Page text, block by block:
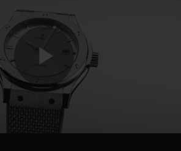
Play